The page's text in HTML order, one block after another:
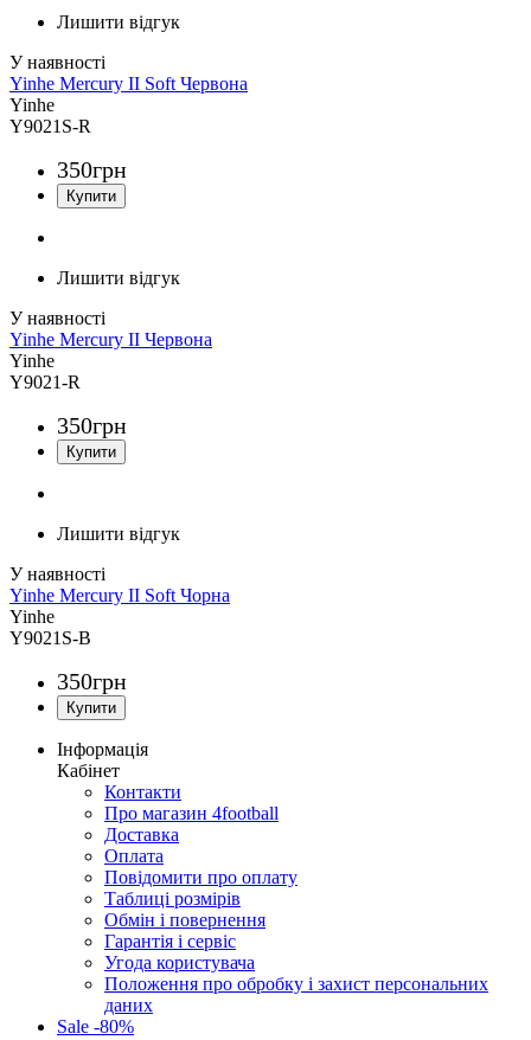
Лишити відгук
Yinhe Mercury II Soft Червона
Yinhe
Y9021S-R
350грн
Лишити відгук
Yinhe Mercury II Червона
Yinhe
Y9021-R
350грн
Лишити відгук
Yinhe Mercury II Soft Чорна
Yinhe
Y9021S-B
350грн
Інформація
Кабінет
Контакти
Про магазин 4football
Доставка
Оплата
Повідомити про оплату
Таблиці розмірів
Обмін і повернення
Гарантія і сервіс
Угода користувача
Положення про обробку і захист персональних
даних
Sale -80%